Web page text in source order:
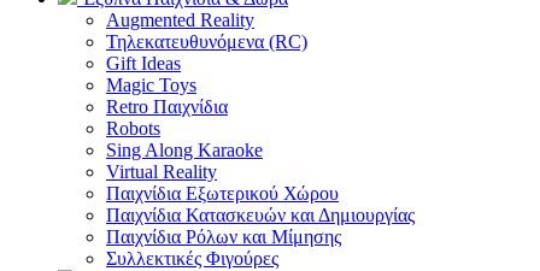
Augmented Reality
Τηλεκατευθυνόμενα (RC)
Gift Ideas
Magic Toys
Retro Παιχνίδια
Robots
Sing Along Karaoke
Virtual Reality
Παιχνίδια Εξωτερικού Χώρου
Παιχνίδια Κατασκευών και Δημιουργίας
Παιχνίδια Ρόλων και Μίμησης
Συλλεκτικές Φιγούρες